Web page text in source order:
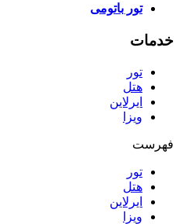
تور باتومی
خدمات
تور
هتل
ایرلاین
ویزا
فهرست
تور
هتل
ایرلاین
ویزا